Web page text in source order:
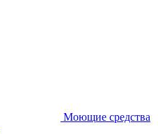
Моющие средства